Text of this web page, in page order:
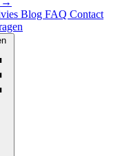
Blog FAQ Contact